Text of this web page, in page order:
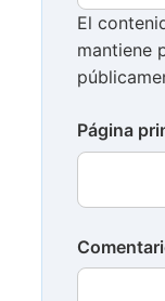
El
mantiene
Página